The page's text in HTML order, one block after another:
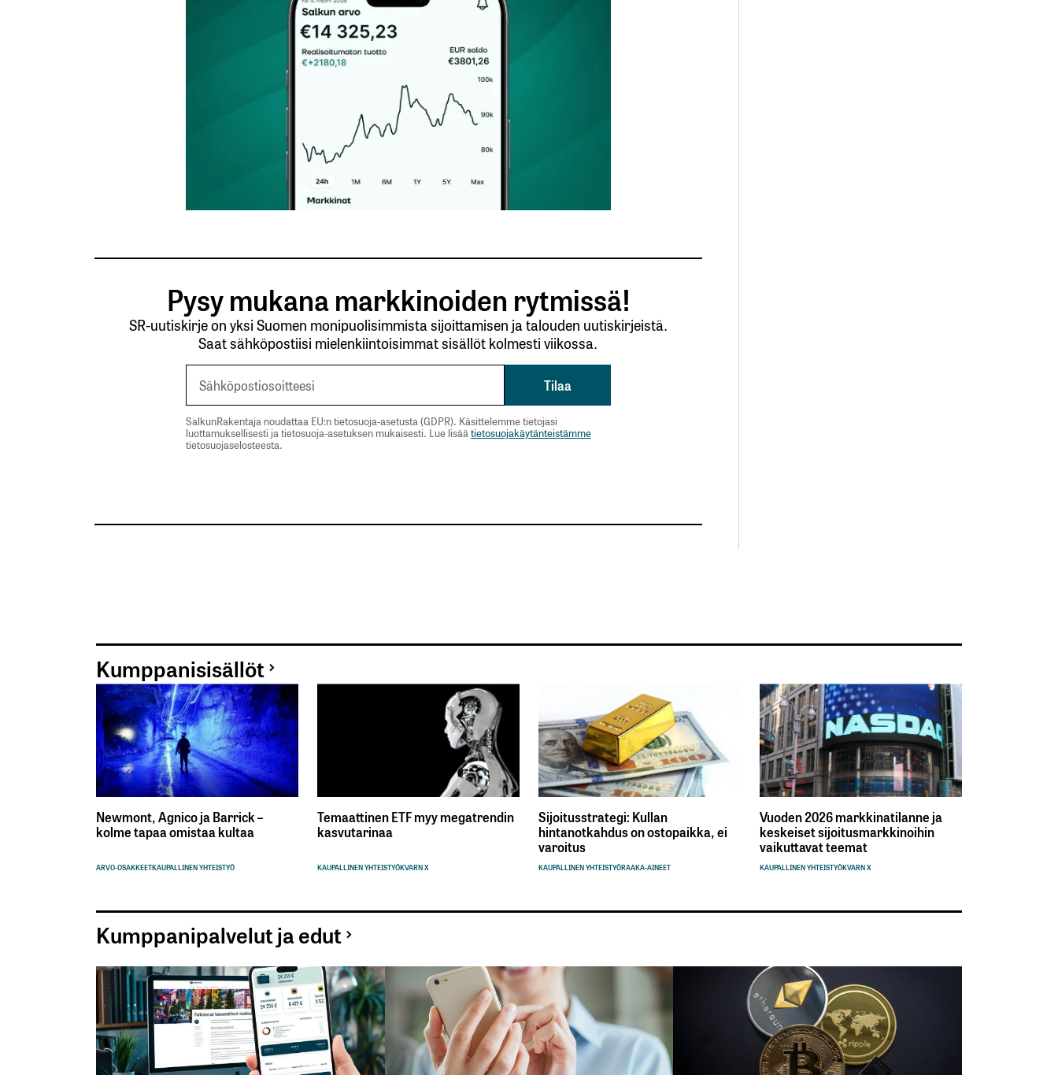
Pysy mukana markkinoiden rytmissä!
SR-uutiskirje on yksi Suomen monipuolisimmista sijoittamisen ja talouden uutiskirjeistä.
Saat sähköpostiisi mielenkiintoisimmat sisällöt kolmesti viikossa.
SalkunRakentaja noudattaa EU:n tietosuoja-asetusta (GDPR). Käsittelemme tietojasi
luottamuksellisesti ja tietosuoja-asetuksen mukaisesti. Lue lisäätietosuojakäytänteistämme
tietosuojaselosteesta.
Kumppanisisällöt
Newmont, Agnico ja Barrick –
kolme tapaa omistaa kultaa
ARVO-OSAKKEETKAUPALLINEN YHTEISTYÖ
Temaattinen ETF myy megatrendin
kasvutarinaa
KAUPALLINEN YHTEISTYÖKVARN X
Sijoitusstrategi: Kullan
hintanotkahdus on ostopaikka, ei
varoitus
KAUPALLINEN YHTEISTYÖRAAKA-AINEET
Vuoden 2026 markkinatilanne ja
keskeiset sijoitusmarkkinoihin
vaikuttavat teemat
KAUPALLINEN YHTEISTYÖKVARN X
Kumppanipalvelut ja edut